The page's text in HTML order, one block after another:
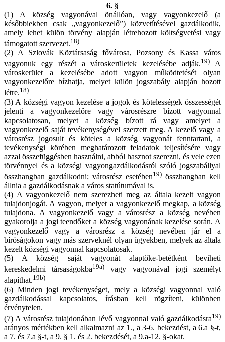
6. §
(1) A község vagyonával önállóan, vagy vagyonkezelő (a
későbbiekben csak „vagyonkezelő”) közvetítésével gazdálkodik,
amely lehet külön törvény alapján létrehozott költségvetési vagy
támogatott szervezet.18)
(2) A Szlovák Köztársaság fővárosa, Pozsony és Kassa város
vagyonuk egy részét a városkerületek kezelésébe adják.19) A
városkerület a kezelésébe adott vagyon működtetését olyan
vagyonkezelőre bízhatja, melyet külön jogszabály alapján hozott
létre.18)
(3) A községi vagyon kezelése a jogok és kötelességek összességét
jelenti a vagyonkezelőre vagy városrészre bízott vagyonnal
kapcsolatosan, melyet a község bízott rá vagy amelyet a
vagyonkezelő saját tevékenységével szerzett meg. A kezelő vagy a
városrész jogosult és köteles a község vagyonát fenntartani, a
tevékenységi körében meghatározott feladatok teljesítésére vagy
azzal összefüggésben használni, abból hasznot szerezni, és vele ezen
törvénnyel és a községi vagyongazdálkodásról szóló jogszabállyal
összhangban gazdálkodni; városrész esetében19) összhangban kell
állnia a gazdálkodásnak a város statútumával is.
(4) A vagyonkezelő nem szerezheti meg az általa kezelt vagyon
tulajdonjogát. A vagyon, melyet a vagyonkezelő megkap, a község
tulajdona. A vagyonkezelő vagy a városrész a község nevében
gyakorolja a jogi teendőket a község vagyonának kezelése során. A
vagyonkezelő vagy a városrész a község nevében jár el a
bíróságokon vagy más szerveknél olyan ügyekben, melyek az általa
kezelt községi vagyonnal kapcsolatosak.
(5) A község saját vagyonát alaptőke-betétként beviheti
kereskedelmi társaságokba19a) vagy vagyonával jogi személyt
alapíthat.19b)
(6) Minden jogi tevékenységet, mely a községi vagyonnal való
gazdálkodással kapcsolatos, írásban kell rögzíteni, különben
érvénytelen.
(7) A városrész tulajdonában lévő vagyonnal való gazdálkodásra19)
arányos mértékben kell alkalmazni az 1., a 3-6. bekezdést, a 6.a §-t,
a 7. és 7.a §-t, a 9. § 1. és 2. bekezdését, a 9.a-12. §-okat.